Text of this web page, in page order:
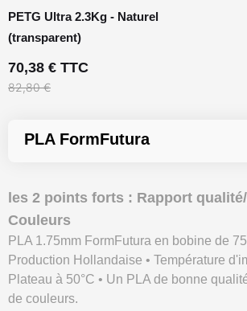
PETG Ultra 2.3Kg - Naturel
(transparent)
70,38 € TTC
82,80 €
PLA FormFutura
les 2 points forts : Rapport
Couleurs
PLA 1.75mm FormFutura en bobine de
Production Hollandaise • Température
Plateau à 50°C • Un PLA de bonne
de couleurs.